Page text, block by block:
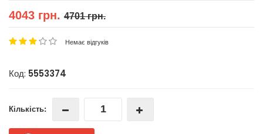
4043 грн. 4701 грн.
Немає відгуків
Код: 5553374
Кількість: